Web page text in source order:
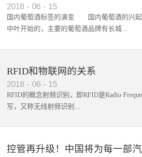
2018 - 06 - 15
国内葡萄酒标签的演变 国内葡萄酒的兴起
中叶开始的，主要的葡萄酒品牌有长城...
RFID和物联网的关系
2018 - 06 - 15
RFID的概念射频识别，即RFID是Radio
写，又称无线射频识别...
控管再升级！中国将为每一部